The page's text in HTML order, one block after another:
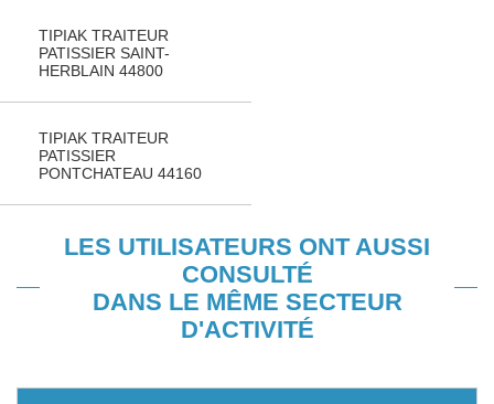
TIPIAK TRAITEUR
PATISSIER SAINT-
HERBLAIN 44800
TIPIAK TRAITEUR
PATISSIER
PONTCHATEAU 44160
LES UTILISATEURS ONT AUSSI
CONSULTÉ
DANS LE MÊME SECTEUR
D'ACTIVITÉ